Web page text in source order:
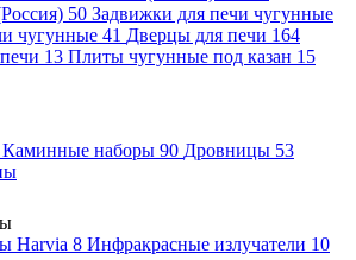
50 Задвижки для печи чугунные
чугунные 41 Дверцы для печи 164
13 Плиты чугунные под казан 15
Каминные наборы 90 Дровницы 53
Harvia 8 Инфракрасные излучатели 10